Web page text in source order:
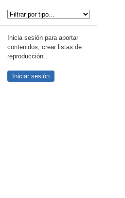
Inicia sesión para aportar
contenidos, crear listas de
reproducción...
Iniciar sesión